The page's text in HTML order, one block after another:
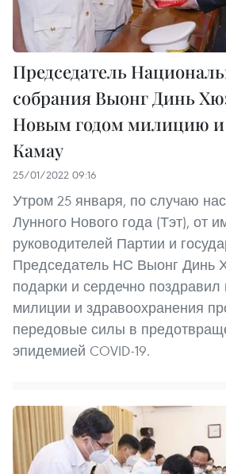
Председатель
собрания Выонг Динь
Новым годом милицию и
Камау
25/01/2022 09:16
Утром 25 января, по случаю
Лунного Нового года (Тэт), от
руководителей Партии и
Председатель НС Выонг Динь
подарки и сердечно
милиции и здравоохранения
передовые силы в
эпидемией COVID-19.